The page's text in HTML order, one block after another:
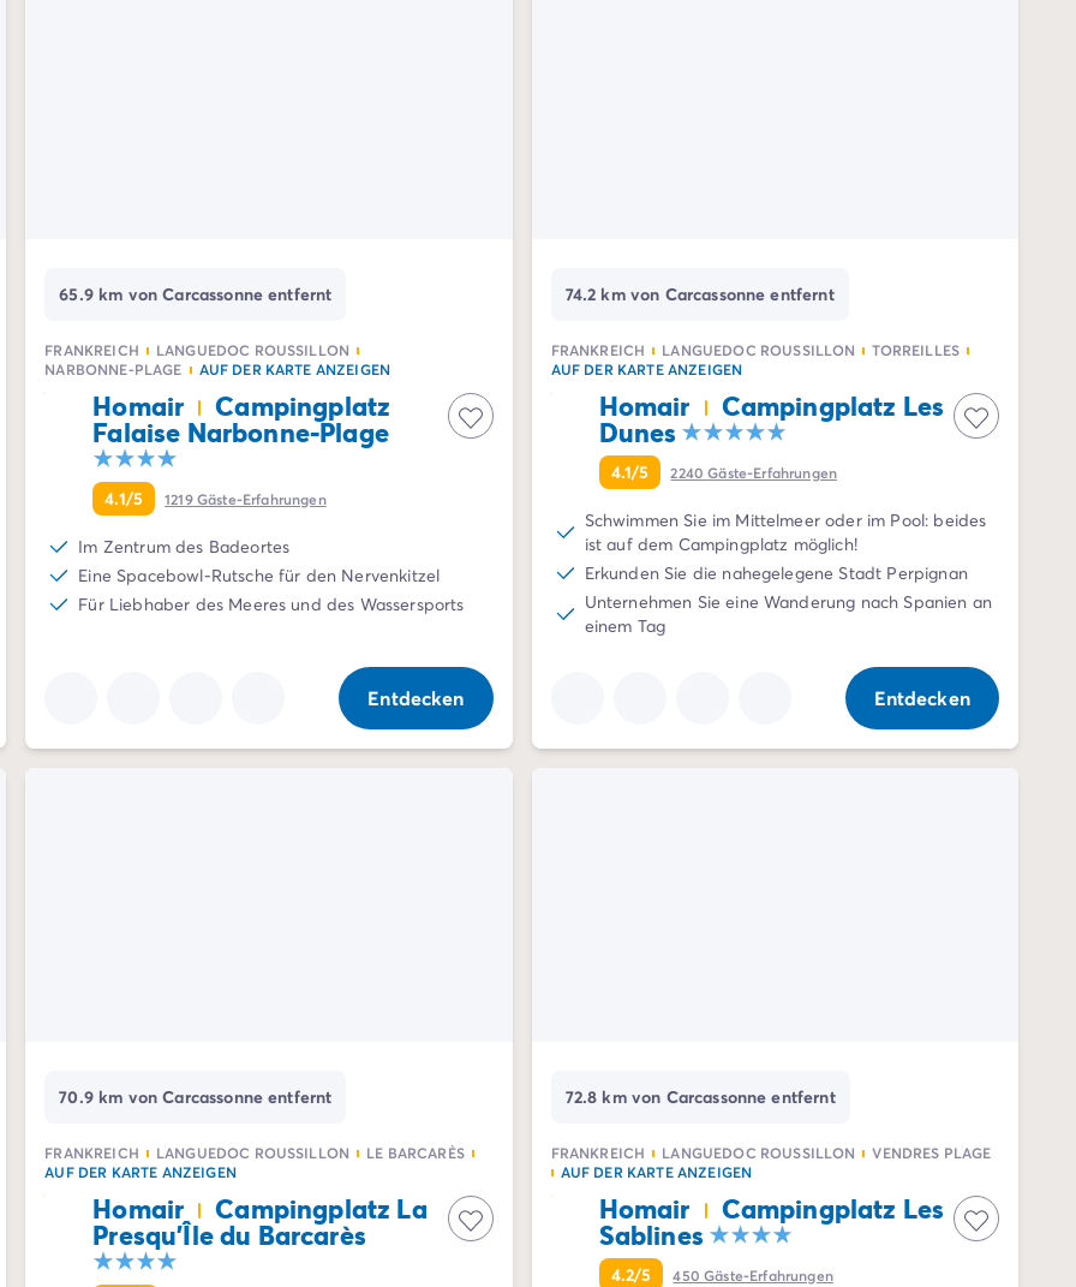
65.9 km von Carcassonne entfernt
FRANKREICH
LANGUEDOC ROUSSILLON
NARBONNE-PLAGE
AUF DER KARTE ANZEIGEN
Homair Campingplatz
Falaise Narbonne-Plage
4.1/5 1219Gäste-Erfahrungen
Im Zentrum des Badeortes
Eine Spacebowl-Rutsche für den Nervenkitzel
Für Liebhaber des Meeres und des Wassersports
Entdecken
74.2 km von Carcassonne entfernt
FRANKREICH LANGUEDOC ROUSSILLON
TORREILLES
AUF DER KARTE ANZEIGEN
Homair Campingplatz Les
Dunes
4.1/5 2240Gäste-Erfahrungen
Schwimmen Sie im Mittelmeer oder im Pool: beides
ist auf dem Campingplatz möglich!
Erkunden Sie die nahegelegene Stadt Perpignan
Unternehmen Sie eine Wanderung nach Spanien an
einem Tag
Entdecken
70.9 km von Carcassonne entfernt
FRANKREICH LANGUEDOC ROUSSILLON
LE BARCARÈS
AUF DER KARTE ANZEIGEN
Homair Campingplatz La
Presqu'Île du Barcarès
72.8 km von Carcassonne entfernt
FRANKREICH LANGUEDOC ROUSSILLON
VENDRES PLAGE
AUF DER KARTE ANZEIGEN
Homair Campingplatz Les
Sablines
4.2/5 450Gäste-Erfahrungen